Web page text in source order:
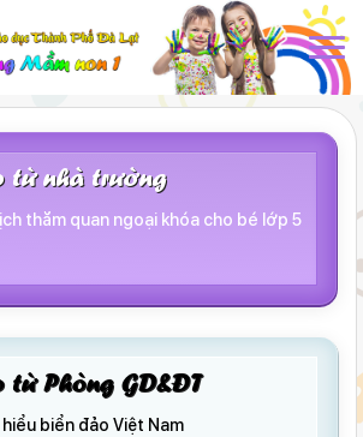
từ nhà trường
thăm quan ngoại khóa cho bé lớp 5
từ Phòng GD&ĐT
biển đảo Việt Nam